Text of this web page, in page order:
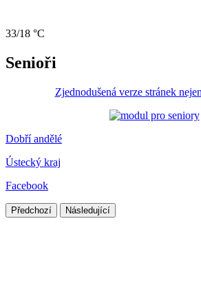
33/18 °C
Senioři
Zjednodušená verze stránek
Dobří andělé
Ústecký kraj
Facebook
Předchozí Následující